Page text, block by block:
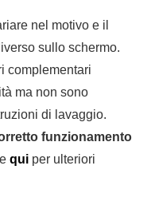
nel motivo e il
sullo schermo.
complementari
ma non sono
di lavaggio.
funzionamento
qui per ulteriori